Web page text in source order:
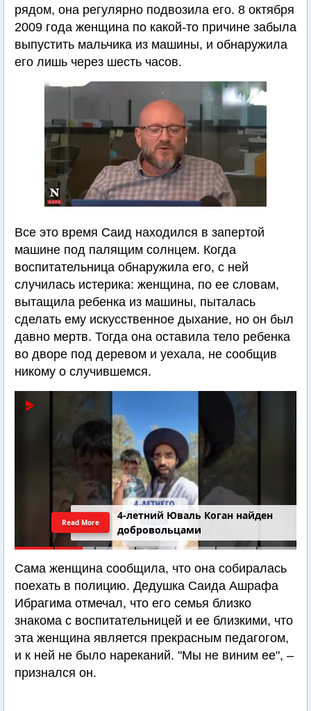
рядом, она регулярно подвозила его. 8 октября
2009 года женщина по какой-то причине забыла
выпустить мальчика из машины, и обнаружила
его лишь через шесть часов.
Все это время Саид находился в запертой
машине под палящим солнцем. Когда
воспитательница обнаружила его, с ней
случилась истерика: женщина, по ее словам,
вытащила ребенка из машины, пыталась
сделать ему искусственное дыхание, но он был
давно мертв. Тогда она оставила тело ребенка
во дворе под деревом и уехала, не сообщив
никому о случившемся.
4-летний Юваль Коган найден
добровольцами
Read More
Сама женщина сообщила, что она собиралась
поехать в полицию. Дедушка Саида Ашрафа
Ибрагима отмечал, что его семья близко
знакома с воспитательницей и ее близкими, что
эта женщина является прекрасным педагогом,
и к ней не было нареканий. "Мы не виним ее", –
признался он.